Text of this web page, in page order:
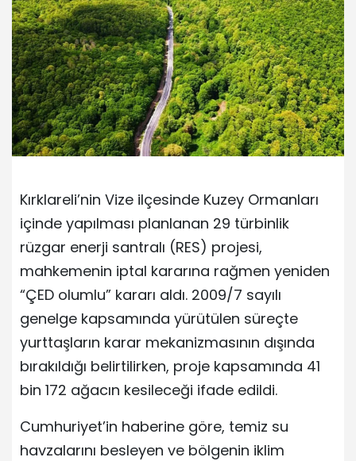
Kırklareli’nin Vize ilçesinde Kuzey Ormanları
içinde yapılması planlanan 29 türbinlik
rüzgar enerji santralı (RES) projesi,
mahkemenin iptal kararına rağmen yeniden
“ÇED olumlu” kararı aldı. 2009/7 sayılı
genelge kapsamında yürütülen süreçte
yurttaşların karar mekanizmasının dışında
bırakıldığı belirtilirken, proje kapsamında 41
bin 172 ağacın kesileceği ifade edildi.
Cumhuriyet’in haberine göre, temiz su
havzalarını besleyen ve bölgenin iklim